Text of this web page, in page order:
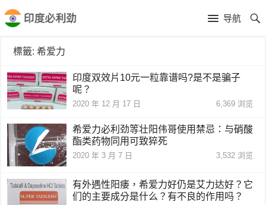
导航
標籤:希爱力
印度双效片10元一粒靠谱吗?是不是骗子
呢？
2020 年 12 月 17 日 6,369浏览
希爱力必利劲等壮阳伟哥使用禁忌：与硝酸
酯类药物同用可致猝死
2020 年 3 月 7 日 3,532浏览
有外遇性阳痿，希爱力好仍是艾力达好？它
们的主要成分是什么？有不良的作用吗？